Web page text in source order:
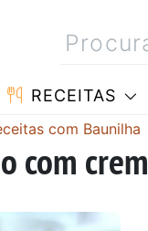
RECEITAS
com Baunilha
com